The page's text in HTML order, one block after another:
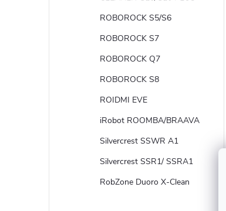
ROBOROCK S5/S6
ROBOROCK S7
ROBOROCK Q7
ROBOROCK S8
ROIDMI EVE
iRobot ROOMBA/BRAAVA
Silvercrest SSWR A1
Silvercrest SSR1/ SSRA1
RobZone Duoro X-Clean